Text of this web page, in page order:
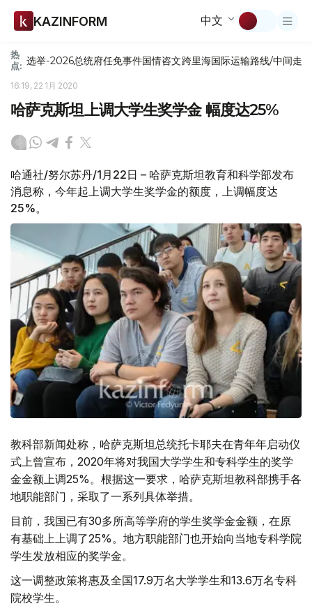
KAZINFORM 中文
热
点: 选举-2026总统府任免事件国情咨文跨里海国际运输路线/中间走廊
16:19, 22 1月 2020
哈萨克斯坦上调大学生奖学金 幅度达25%
哈通社/努尔苏丹/1月22日 – 哈萨克斯坦教育和科学部发布
消息称，今年起上调大学生奖学金的额度，上调幅度达
25%。
教科部新闻处称，哈萨克斯坦总统托卡耶夫在青年年启动仪
式上曾宣布，2020年将对我国大学学生和专科学生的奖学
金金额上调25%。根据这一要求，哈萨克斯坦教科部携手各
地职能部门，采取了一系列具体举措。
目前，我国已有30多所高等学府的学生奖学金金额，在原
有基础上上调了25%。地方职能部门也开始向当地专科学院
学生发放相应的奖学金。
这一调整政策将惠及全国17.9万名大学学生和13.6万名专科
院校学生。